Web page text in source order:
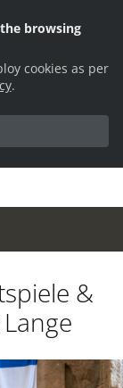
&
browsing
cookies as per
.